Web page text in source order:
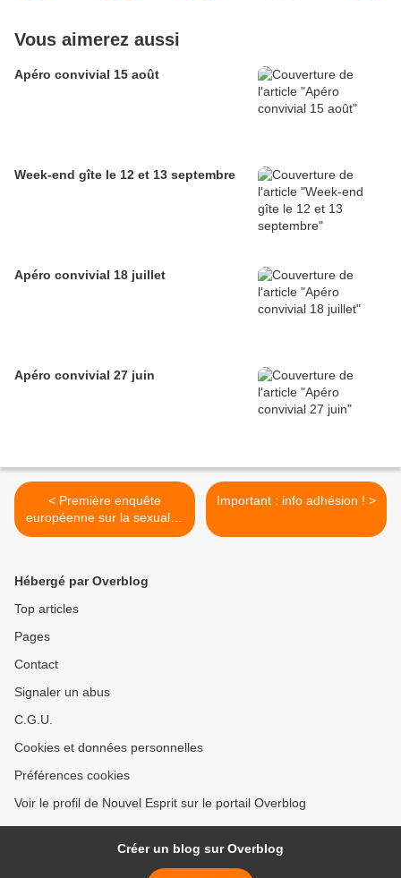
Vous aimerez aussi
Apéro convivial 15 août
Week-end gîte le 12 et 13 septembre
Apéro convivial 18 juillet
Apéro convivial 27 juin
< Première enquête
européenne sur la sexualité
entre hommes : plus que
Important : info adhésion ! >
Hébergé par Overblog
Top articles
Pages
Contact
Signaler un abus
C.G.U.
Cookies et données personnelles
Préférences cookies
Voir le profil de Nouvel Esprit sur le portail Overblog
Créer un blog sur Overblog